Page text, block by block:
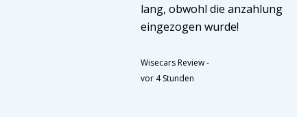
lang, obwohl die anzahlung
eingezogen wurde!
Wisecars Review-
vor 4 Stunden